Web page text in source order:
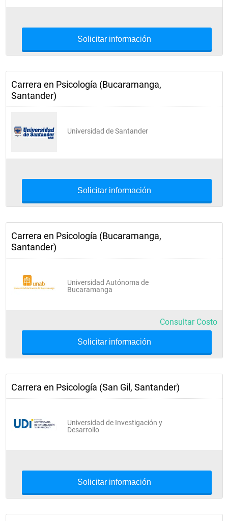
Solicitar información
Carrera en Psicología (Bucaramanga,
Santander)
Universidad de Santander
Solicitar información
Carrera en Psicología (Bucaramanga,
Santander)
Universidad Autónoma de
Bucaramanga
Consultar Costo
Solicitar información
Carrera en Psicología (San Gil, Santander)
Universidad de Investigación y
Desarrollo
Solicitar información